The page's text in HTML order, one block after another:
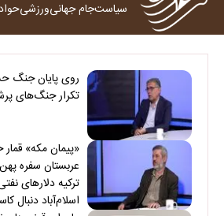
سیاستجام جهانیورزشی
روی پایان جنگ
تکرار جنگ‌های
«پیمان مکه»
عربستان سفره
ترکیه دلارهای
اسلام‌آباد دنبال